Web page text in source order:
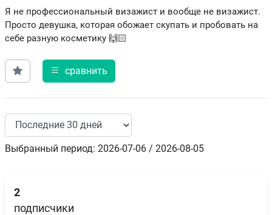
Я не профессиональный визажист и вообще не визажист.
Просто девушка, которая обожает скупать и пробовать на
себе разную косметику 🙌🏻
сравнить
Выбранный период: 2026-07-06 / 2026-08-05
2
подписчики